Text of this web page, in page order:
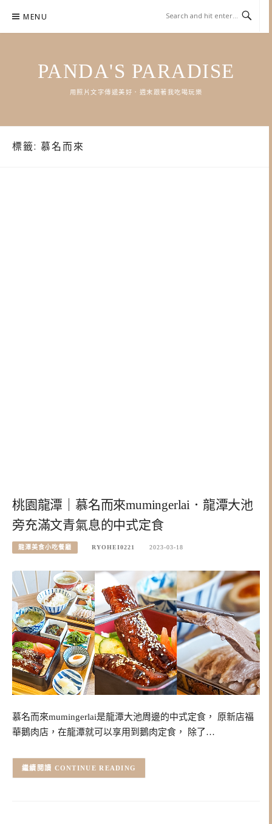
content
MENU
PANDA'S PARADISE
用照片文字傳遞美好．週末跟著我吃喝玩樂
標籤: 慕名而來
桃園龍潭｜慕名而來mumingerlai．龍潭大池
旁充滿文青氣息的中式定食
龍潭美食小吃餐廳 RYOHEI0221 2023-03-18
慕名而來mumingerlai是龍潭大池周邊的中式定食， 原新店福
華鵝肉店，在龍潭就可以享用到鵝肉定食， 除了…
CONTINUE READING